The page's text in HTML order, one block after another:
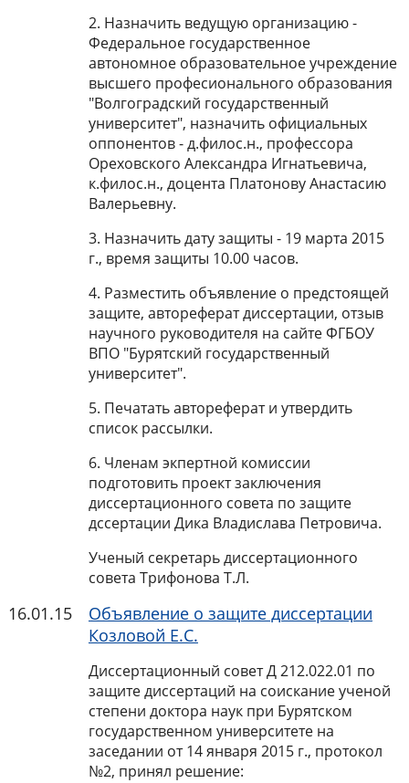
2. Назначить ведущую организацию -
Федеральное государственное
автономное образовательное учреждение
высшего професионального образования
"Волгоградский государственный
университет", назначить официальных
оппонентов - д.филос.н., профессора
Ореховского Александра Игнатьевича,
к.филос.н., доцента Платонову Анастасию
Валерьевну.
3. Назначить дату защиты - 19 марта 2015
г., время защиты 10.00 часов.
4. Разместить объявление о предстоящей
защите, автореферат диссертации, отзыв
научного руководителя на сайте ФГБОУ
ВПО "Бурятский государственный
университет".
5. Печатать автореферат и утвердить
список рассылки.
6. Членам экпертной комиссии
подготовить проект заключения
диссертационного совета по защите
дссертации Дика Владислава Петровича.
Ученый секретарь диссертационного
совета Трифонова Т.Л.
16.01.15
Объявление о защите диcсертации
Козловой Е.С.
Дисcертационный совет Д 212.022.01 по
защите диссертаций на cоискание ученой
степени доктора наук при Бурятском
государственном университете на
заседании от 14 января 2015 г., протокол
№2, принял решение: